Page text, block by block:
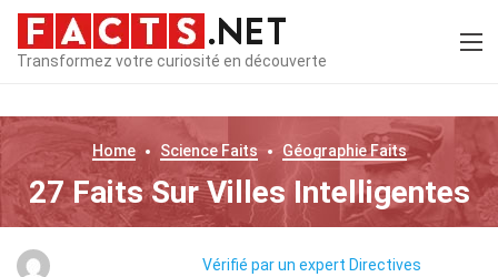
Transformez votre curiosité en découverte
Home ScienceFaits GéographieFaits
27 Faits Sur Villes Intelligentes
Vérifié par un expert Directives